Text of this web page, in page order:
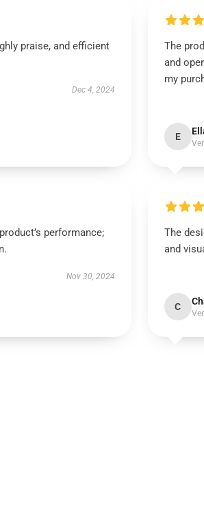
praise, and efficient
Dec 4, 2024
The
and
my
E
performance;
Nov 30, 2024
The
and
C